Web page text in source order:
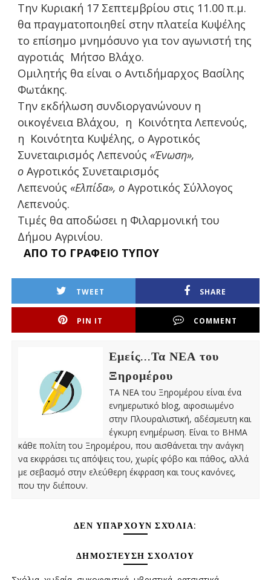
Την Κυριακή 17 Σεπτεμβρίου στις 11.00 π.μ.
θα πραγματοποιηθεί στην πλατεία Κυψέλης
το επίσημο μνημόσυνο για τον αγωνιστή της
αγροτιάς Μήτσο Βλάχο.
Ομιλητής θα είναι ο Αντιδήμαρχος Βασίλης
Φωτάκης.
Την εκδήλωση συνδιοργανώνουν η
οικογένεια Βλάχου, η Κοινότητα Λεπενούς,
η Κοινότητα Κυψέλης, ο Αγροτικός
Συνεταιρισμός Λεπενούς «Ένωση»,
ο Αγροτικός Συνεταιρισμός
Λεπενούς «Ελπίδα», ο Αγροτικός Σύλλογος
Λεπενούς.
Τιμές θα αποδώσει η Φιλαρμονική του
Δήμου Αγρινίου.
ΑΠΟ ΤΟ ΓΡΑΦΕΙΟ ΤΥΠΟΥ
TWEET SHARE
PIN IT COMMENT
Εμείς...Τα ΝΕΑ του
Ξηρομέρου
ΤΑ ΝΕΑ του Ξηρομέρου είναι ένα
ενημερωτικό blog, αφοσιωμένο
στην Πλουραλιστική, αδέσμευτη και
έγκυρη ενημέρωση. Είναι το ΒΗΜΑ
κάθε πολίτη του Ξηρομέρου, που αισθάνεται την ανάγκη
να εκφράσει τις απόψεις του, χωρίς φόβο και πάθος, αλλά
με σεβασμό στην ελεύθερη έκφραση και τους κανόνες,
που την διέπουν.
ΔΕΝ ΥΠΆΡΧΟΥΝ ΣΧΌΛΙΑ:
ΔΗΜΟΣΊΕΥΣΗ ΣΧΟΛΊΟΥ